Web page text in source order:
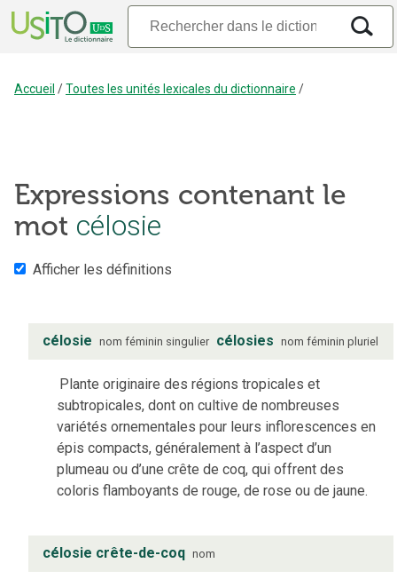
Accueil /Toutes les unités lexicales du dictionnaire /
Expressions contenant le
mot célosie
Afficher les définitions
célosie nom féminin singulier célosies nom féminin pluriel
Plante originaire des régions tropicales et
subtropicales, dont on cultive de nombreuses
variétés ornementales pour leurs inflorescences en
épis compacts, généralement à l’aspect d’un
plumeau ou d’une crête de coq, qui offrent des
coloris flamboyants de rouge, de rose ou de jaune.
célosie crête-de-coq nom